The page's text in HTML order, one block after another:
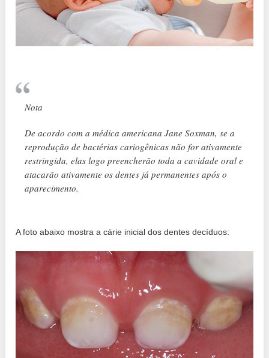
Nota
De acordo com a médica americana Jane Soxman, se a
reprodução de bactérias cariogênicas não for ativamente
restringida, elas logo preencherão toda a cavidade oral e
atacarão ativamente os dentes já permanentes após o
aparecimento.
A foto abaixo mostra a cárie inicial dos dentes decíduos: